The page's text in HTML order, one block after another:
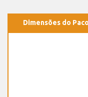
Dimensões do